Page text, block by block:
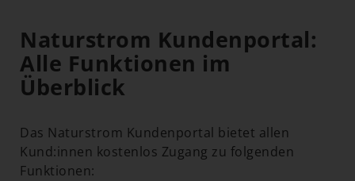
Naturstrom Kundenportal:
Alle Funktionen im
Überblick
Das Naturstrom Kundenportal bietet allen
Kund:innen kostenlos Zugang zu folgenden
Funktionen: